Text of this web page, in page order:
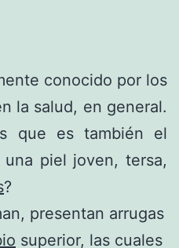
conocido por los
la salud, en general.
que es también el
piel joven, tersa,
?
presentan arrugas
superior, las cuales